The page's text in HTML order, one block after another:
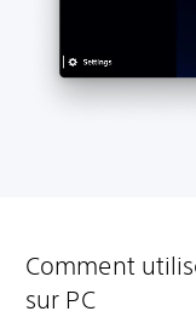
Comment
sur PC